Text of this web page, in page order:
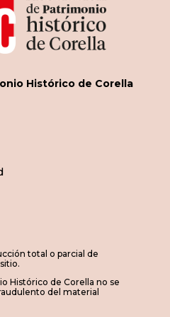
Histórico de Corella
total o parcial de
Histórico de Corella no se
del material